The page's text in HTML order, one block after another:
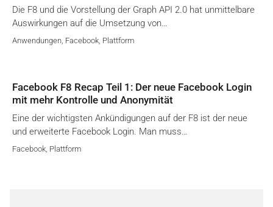
Die F8 und die Vorstellung der Graph API 2.0 hat unmittelbare
Auswirkungen auf die Umsetzung von…
Anwendungen Facebook Plattform
Facebook F8 Recap Teil 1: Der neue Facebook Login
mit mehr Kontrolle und Anonymität
Eine der wichtigsten Ankündigungen auf der F8 ist der neue
und erweiterte Facebook Login. Man muss…
Facebook Plattform